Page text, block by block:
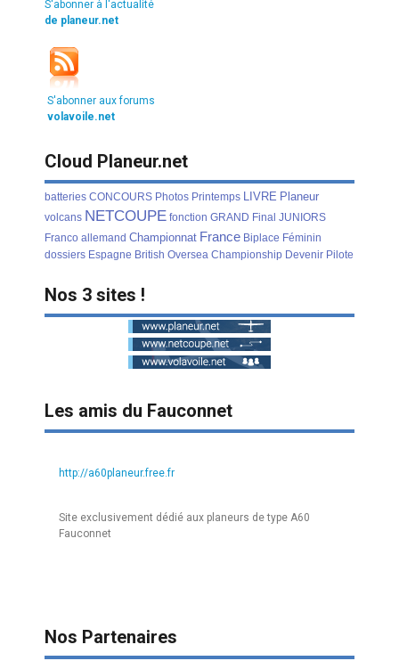
S'abonner à l'actualité
de planeur.net
S'abonner aux forums
volavoile.net
Cloud Planeur.net
batteries CONCOURS Photos Printemps LIVRE Planeur
volcans NETCOUPE fonction GRAND Final JUNIORS
Franco allemand Championnat France Biplace Féminin
dossiers Espagne British Oversea Championship Devenir Pilote
Nos 3 sites !
Les amis du Fauconnet
http://a60planeur.free.fr
Site exclusivement dédié aux planeurs de type A60
Fauconnet
Nos Partenaires